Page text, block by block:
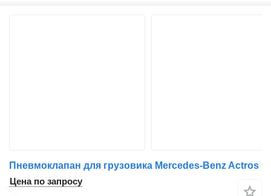
Пневмоклапан для грузовика Mercedes-Benz Actros
Цена по запросу